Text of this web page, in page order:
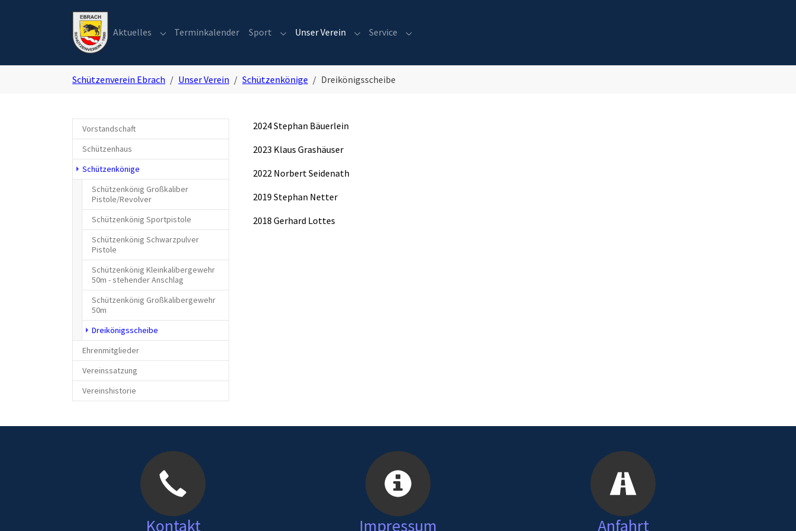
Aktuelles Submenu for "Aktuelles"
Terminkalender Sport Submenu for "Sport"
Unser Verein Submenu for "Unser Verein"
Service Submenu for "Service"
Schützenverein Ebrach Unser Verein Schützenkönige Dreikönigsscheibe
2024 Stephan Bäuerlein
2023 Klaus Grashäuser
2022 Norbert Seidenath
2019 Stephan Netter
2018 Gerhard Lottes
Vorstandschaft
Schützenhaus
Schützenkönige
Schützenkönig Großkaliber
Pistole/Revolver
Schützenkönig Sportpistole
Schützenkönig Schwarzpulver
Pistole
Schützenkönig Kleinkalibergewehr
50m - stehender Anschlag
Schützenkönig Großkalibergewehr
50m
Dreikönigsscheibe
Ehrenmitglieder
Vereinssatzung
Vereinshistorie
Kontakt Impressum Anfahrt